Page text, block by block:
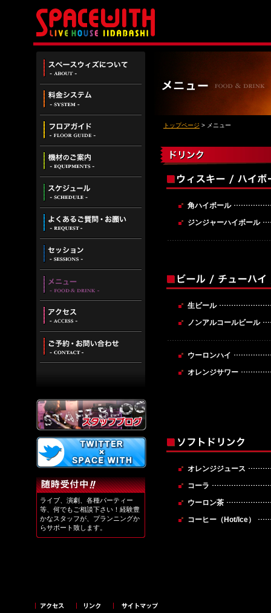
ス
ペ
ス
ウ
ィ
ズ
に
つ
い
て
料
金
ス
テ
ム
フ
ロ
ガ
イ
ド
機
材
ご
案
内
ス
ケ
ジ
ュ
ー
ル
よ
く
る
ご
質
問・
お
願
い
セ
ッ
ョ
ン
メ
ニ
ーア
ク
スご
予
合
わ
せ
ライブ、演劇、各種パーティー
等、何でもご相談下さい！経験豊
かなスタッフが、プランニングか
らサポート致します。
トップページ > メニュー
角ハイボール
ジンジャーハイボール
生ビール
ノンアルコールビール
ウーロンハイ
オレンジサワー
オレンジジュース
コーラ
ウーロン茶
コーヒー（Hot/Ice）
ア
リ
サ